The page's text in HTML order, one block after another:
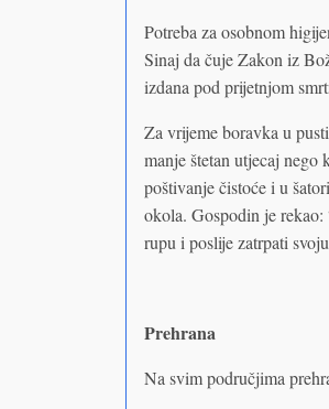
Potreba za osobnom
Sinaj da čuje Zakon iz
izdana pod prijetnjom
Za vrijeme boravka u
manje štetan utjecaj
poštivanje čistoće i u
okola. Gospodin je
rupu i poslije zatrpati
Prehrana
Na svim područjima